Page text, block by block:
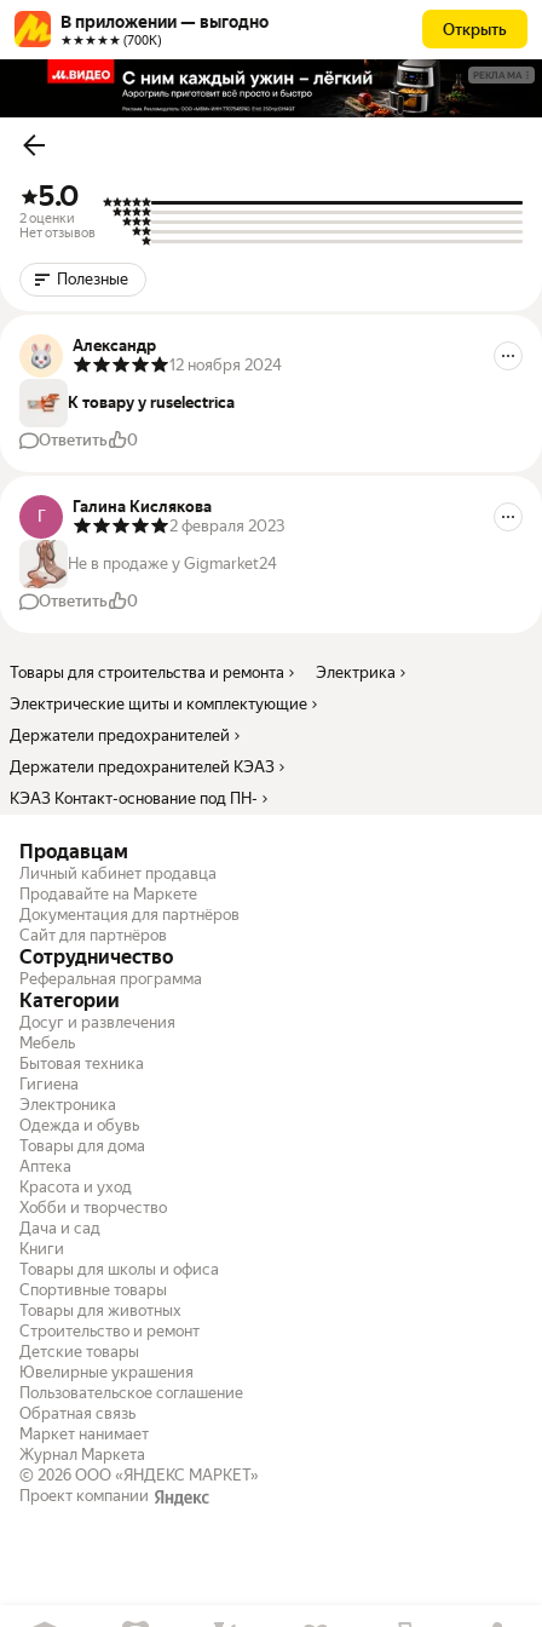
В приложении — выгодно
★★★★★ (700К)
Открыть
РЕКЛАМА
5.0
2 оценки
Нет отзывов
Полезные
Александр
12 ноября 2024
К товару у ruselectrica
Ответить 0
Г
Галина Кислякова
2 февраля 2023
Не в продаже у Gigmarket24
Ответить 0
Товары для строительства и ремонта
Электрика
Электрические щиты и комплектующие
Держатели предохранителей
Держатели предохранителей КЭАЗ
КЭАЗ Контакт-основание под ПН-
Продавцам
Личный кабинет продавца
Продавайте на Маркете
Документация для партнёров
Сайт для партнёров
Сотрудничество
Реферальная программа
Категории
Досуг и развлечения
Мебель
Бытовая техника
Гигиена
Электроника
Одежда и обувь
Товары для дома
Аптека
Красота и уход
Хобби и творчество
Дача и сад
Книги
Товары для школы и офиса
Спортивные товары
Товары для животных
Строительство и ремонт
Детские товары
Ювелирные украшения
Пользовательское соглашение
Обратная связь
Маркет нанимает
Журнал Маркета
© 2026 ООО «ЯНДЕКС МАРКЕТ»
Проект компании